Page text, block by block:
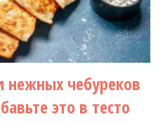
нежных чебуреков
это в тесто